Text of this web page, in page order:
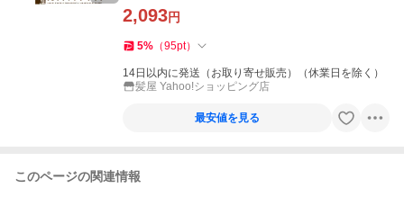
2,093円
5% （95pt）
14日以内に発送（お取り寄せ販売）（休業日を除く）
髪屋 Yahoo!ショッピング店
最安値を見る
このページの関連情報